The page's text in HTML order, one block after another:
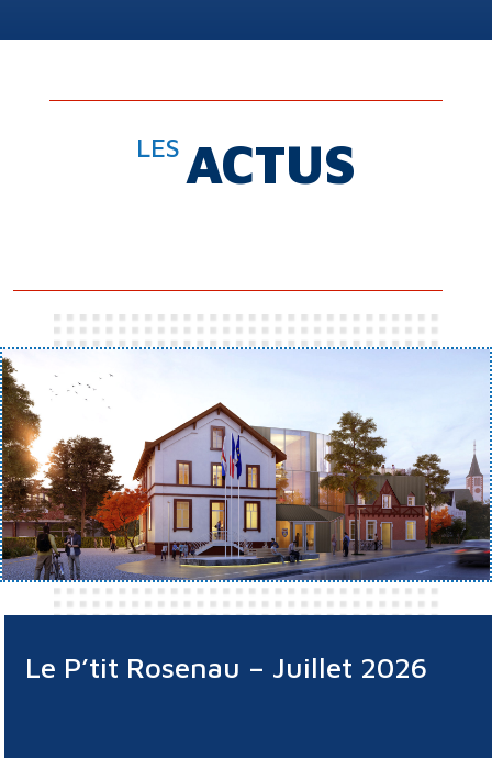
LES ACTUS
Le P’tit Rosenau – Juillet 2026